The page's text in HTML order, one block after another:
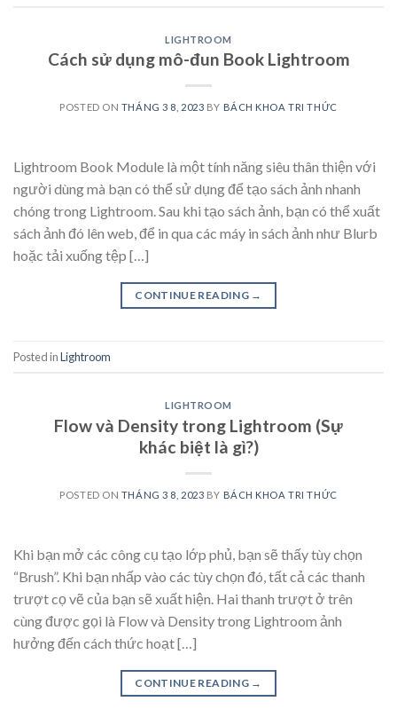
LIGHTROOM
Cách sử dụng mô-đun Book Lightroom
POSTED ON THÁNG 3 8, 2023 BY BÁCH KHOA TRI THỨC
Lightroom Book Module là một tính năng siêu thân thiện với
người dùng mà bạn có thể sử dụng để tạo sách ảnh nhanh
chóng trong Lightroom. Sau khi tạo sách ảnh, bạn có thể xuất
sách ảnh đó lên web, để in qua các máy in sách ảnh như Blurb
hoặc tải xuống tệp […]
CONTINUE READING →
Posted inLightroom
LIGHTROOM
Flow và Density trong Lightroom (Sự
khác biệt là gì?)
POSTED ON THÁNG 3 8, 2023 BY BÁCH KHOA TRI THỨC
Khi bạn mở các công cụ tạo lớp phủ, bạn sẽ thấy tùy chọn
“Brush”. Khi bạn nhấp vào các tùy chọn đó, tất cả các thanh
trượt cọ vẽ của bạn sẽ xuất hiện. Hai thanh trượt ở trên
cùng được gọi là Flow và Density trong Lightroom ảnh
hưởng đến cách thức hoạt […]
CONTINUE READING →